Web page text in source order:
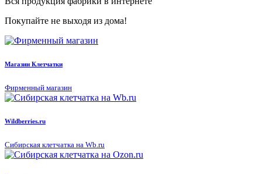
Покупайте не выходя из дома!
Магазин Клетчатки
Фирменный магазин
Wildberries.ru
Сибирская клетчатка на Wb.ru